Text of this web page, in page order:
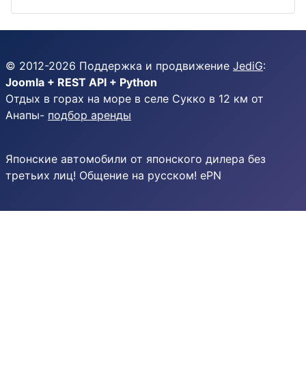
© 2012-2026 Поддержка и продвижение JediG:
Joomla + REST API + Python
Отдых в горах на море в селе Сукко в 12 км от
Анапы- подбор аренды
Японские автомобили от японского дилера без
третьих лиц! Общение на русском! ePN